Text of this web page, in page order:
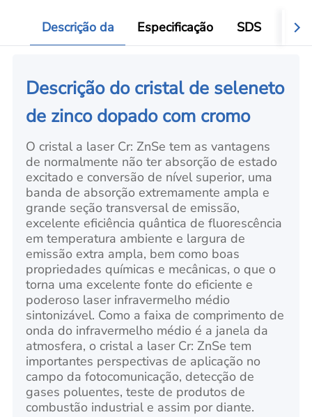
Descrição da Especificação SDS
Descrição do cristal de seleneto
de zinco dopado com cromo
O cristal a laser Cr: ZnSe tem as vantagens
de normalmente não ter absorção de estado
excitado e conversão de nível superior, uma
banda de absorção extremamente ampla e
grande seção transversal de emissão,
excelente eficiência quântica de fluorescência
em temperatura ambiente e largura de
emissão extra ampla, bem como boas
propriedades químicas e mecânicas, o que o
torna uma excelente fonte do eficiente e
poderoso laser infravermelho médio
sintonizável. Como a faixa de comprimento de
onda do infravermelho médio é a janela da
atmosfera, o cristal a laser Cr: ZnSe tem
importantes perspectivas de aplicação no
campo da fotocomunicação, detecção de
gases poluentes, teste de produtos de
combustão industrial e assim por diante.